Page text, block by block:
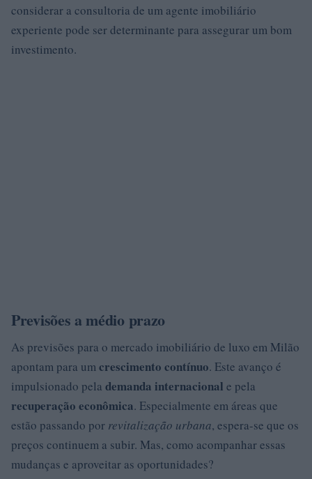
considerar a consultoria de um agente imobiliário
experiente pode ser determinante para assegurar um bom
investimento.
Previsões a médio prazo
As previsões para o mercado imobiliário de luxo em Milão
apontam para umcrescimento contínuo. Este avanço é
impulsionado pela demanda internacional e pela
recuperação econômica. Especialmente em áreas que
estão passando por revitalização urbana, espera-se que os
preços continuem a subir. Mas, como acompanhar essas
mudanças e aproveitar as oportunidades?